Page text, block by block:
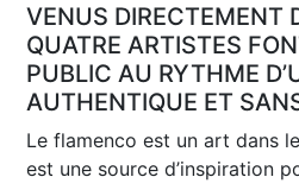
VENUS DIRECTEMENT
QUATRE ARTISTES
PUBLIC AU RYTHME
AUTHENTIQUE ET
Le flamenco est un art dans
est une source d’inspiration